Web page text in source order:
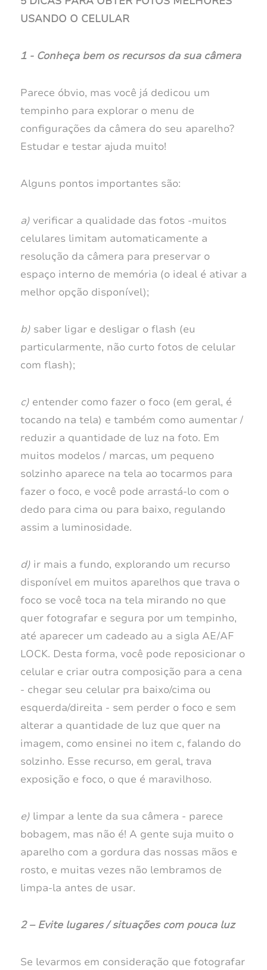
USANDO O CELULAR
1 - Conheça bem os recursos da sua câmera
Parece óbvio, mas você já dedicou um
tempinho para explorar o menu de
configurações da câmera do seu aparelho?
Estudar e testar ajuda muito!
Alguns pontos importantes são:
a)verificar a qualidade das fotos -muitos
celulares limitam automaticamente a
resolução da câmera para preservar o
espaço interno de memória (o ideal é ativar a
melhor opção disponível);
b)saber ligar e desligar o flash (eu
particularmente, não curto fotos de celular
com flash);
c)entender como fazer o foco (em geral, é
tocando na tela) e também como aumentar /
reduzir a quantidade de luz na foto. Em
muitos modelos / marcas, um pequeno
solzinho aparece na tela ao tocarmos para
fazer o foco, e você pode arrastá-lo com o
dedo para cima ou para baixo, regulando
assim a luminosidade.
d)ir mais a fundo, explorando um recurso
disponível em muitos aparelhos que trava o
foco se você toca na tela mirando no que
quer fotografar e segura por um tempinho,
até aparecer um cadeado au a sigla AE/AF
LOCK. Desta forma, você pode reposicionar o
celular e criar outra composição para a cena
- chegar seu celular pra baixo/cima ou
esquerda/direita - sem perder o foco e sem
alterar a quantidade de luz que quer na
imagem, como ensinei no item c, falando do
solzinho. Esse recurso, em geral, trava
exposição e foco, o que é maravilhoso.
e) limpar a lente da sua câmera - parece
bobagem, mas não é! A gente suja muito o
aparelho com a gordura das nossas mãos e
rosto, e muitas vezes não lembramos de
limpa-la antes de usar.
2 – Evite lugares / situações com pouca luz
Se levarmos em consideração que fotografar